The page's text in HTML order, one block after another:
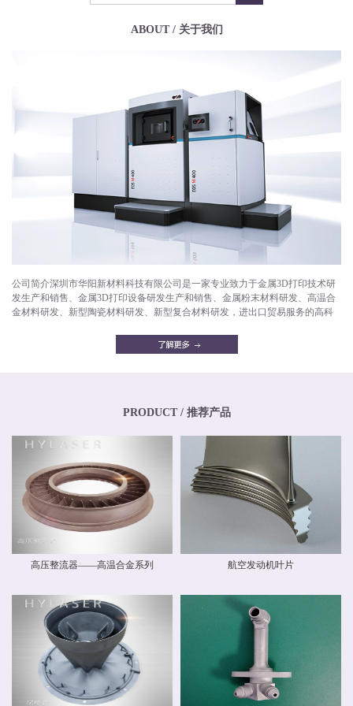
ABOUT / 关于我们
公司简介深圳市华阳新材料科技有限公司是一家专业致力于金属3D打印技术研
发生产和销售、金属3D打印设备研发生产和销售、金属粉末材料研发、高温合
金材料研发、新型陶瓷材料研发、新型复合材料研发，进出口贸易服务的高科
油喷嘴，减重机箱，散热器，异形件，模具，工艺品等。华阳新材料拥有一支
专业化、年轻化的技术团队，其骨干均为博士、硕士，其中博士生比例超过
联合研发合作关系。华阳新材料具有高素质人才的研发中心，，拥有一流的跨
检测设备，能够对材料物理力学性能、化学性能及疲劳损伤进行检测，能分析
材料化学成分、分析金属及金属间化合物的分布、分析晶体和晶界组织。 华阳
新材料现有激光专业级金属3D打印设备多台。公司具有ISO9001质量体系认
证，具备完整的质量管理体系。公司战略华阳的价值理念是 创造价值，创新报
国 ；核心竞争力是持续创新、快速响应。我们根据客户需求开发新产品和系统
方案，提供可靠的质量和最好的服务，并降低客户成本。
PRODUCT / 推荐产品
高压整流器——高温合金系列 航空发动机叶片